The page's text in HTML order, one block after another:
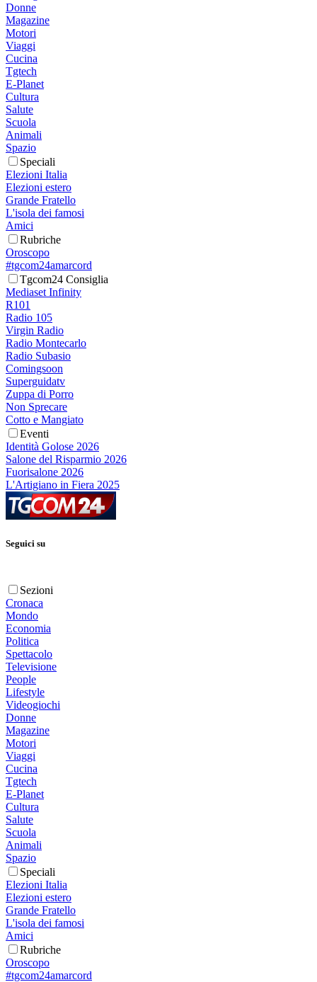
Donne
Magazine
Motori
Viaggi
Cucina
Tgtech
E-Planet
Cultura
Salute
Scuola
Animali
Spazio
Speciali
Elezioni Italia
Elezioni estero
Grande Fratello
L'isola dei famosi
Amici
Rubriche
Oroscopo
#tgcom24amarcord
Tgcom24 Consiglia
Mediaset Infinity
R101
Radio 105
Virgin Radio
Radio Montecarlo
Radio Subasio
Comingsoon
Superguidatv
Zuppa di Porro
Non Sprecare
Cotto e Mangiato
Eventi
Identità Golose 2026
Salone del Risparmio 2026
Fuorisalone 2026
L'Artigiano in Fiera 2025
Seguici su
Sezioni
Cronaca
Mondo
Economia
Politica
Spettacolo
Televisione
People
Lifestyle
Videogiochi
Donne
Magazine
Motori
Viaggi
Cucina
Tgtech
E-Planet
Cultura
Salute
Scuola
Animali
Spazio
Speciali
Elezioni Italia
Elezioni estero
Grande Fratello
L'isola dei famosi
Amici
Rubriche
Oroscopo
#tgcom24amarcord